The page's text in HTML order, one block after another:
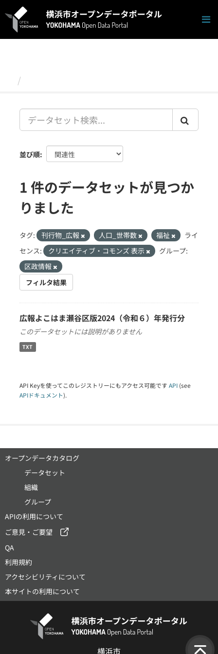
キ
並び順
1 件のデータセットが見つか
りました
タグ: 刊行物_広報 人口_世帯数 福祉
ライ
センス:
クリエイティブ・コモンズ 表示
グループ:
区政情報
フィルタ結果
広報よこはま瀬谷区版2024（令和６）年発行分
このデータセットには説明がありません
TXT
API Keyを使ってこのレジストリーにもアクセス可能です API (see
APIドキュメント).
オープンデータカタログ
データセット
組織
グループ
APIの利用について
ご意見・ご要望
QA
利用規約
アクセシビリティについて
本サイトの利用について
横浜市